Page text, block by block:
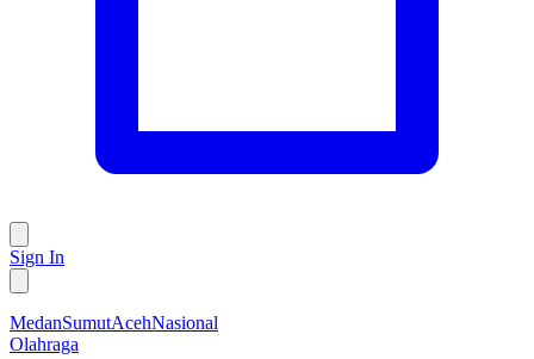
Sign In
MedanSumutAcehNasional
Olahraga